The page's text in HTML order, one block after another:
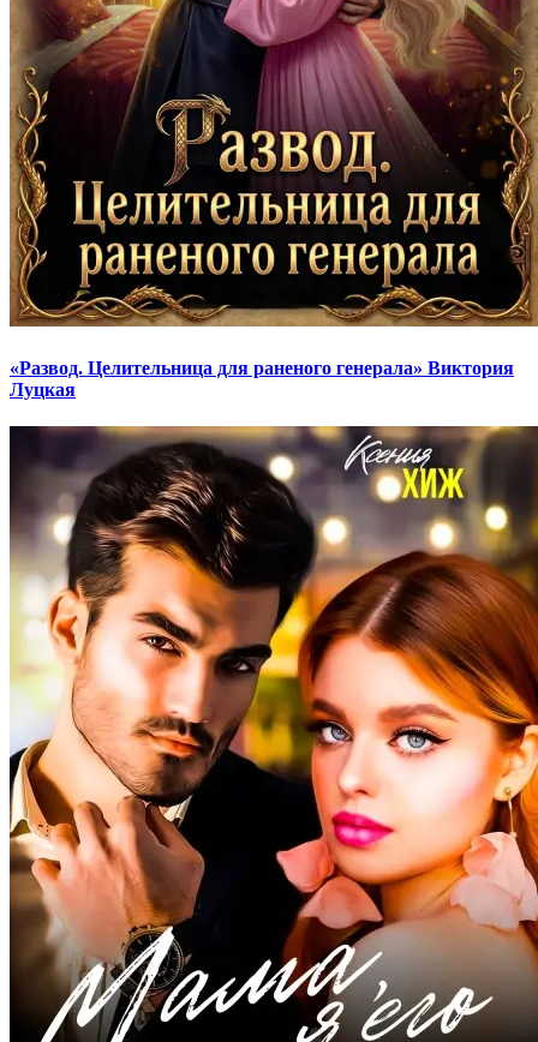
«Развод. Целительница для раненого генерала» Виктория
Луцкая